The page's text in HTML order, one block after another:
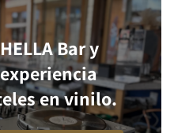
Bar y
en vinilo.